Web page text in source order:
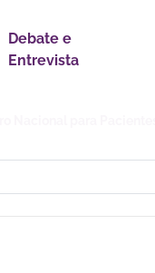
Debate e
Entrevista